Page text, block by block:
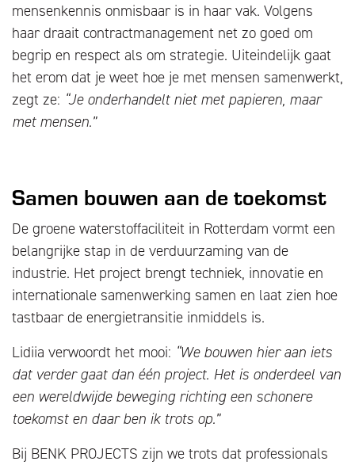
mensenkennis onmisbaar is in haar vak. Volgens
haar draait contractmanagement net zo goed om
begrip en respect als om strategie. Uiteindelijk gaat
het erom dat je weet hoe je met mensen samenwerkt,
zegt ze: “Je onderhandelt niet met papieren, maar
met mensen.”
Samen bouwen aan de toekomst
De groene waterstoffaciliteit in Rotterdam vormt een
belangrijke stap in de verduurzaming van de
industrie. Het project brengt techniek, innovatie en
internationale samenwerking samen en laat zien hoe
tastbaar de energietransitie inmiddels is.
Lidiia verwoordt het mooi: “We bouwen hier aan iets
dat verder gaat dan één project. Het is onderdeel van
een wereldwijde beweging richting een schonere
toekomst en daar ben ik trots op.”
Bij BENK PROJECTS zijn we trots dat professionals